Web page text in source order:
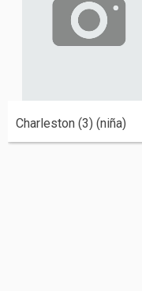
Charleston (3) (niña)